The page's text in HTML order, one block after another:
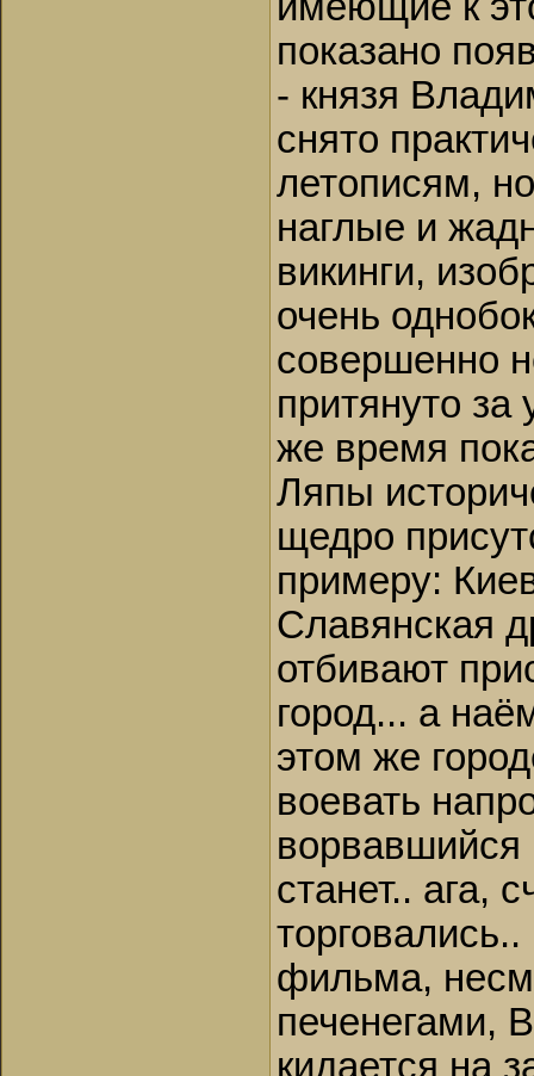
показано
- князя
снято
летописям,
наглые и
викинги,
очень
совершенно
притянуто
же время
Ляпы
щедро
примеру:
Славянская
отбивают
город... а
этом же
воевать
ворвавшийся
станет.. ага,
фильма,
печенегами,
кидается на